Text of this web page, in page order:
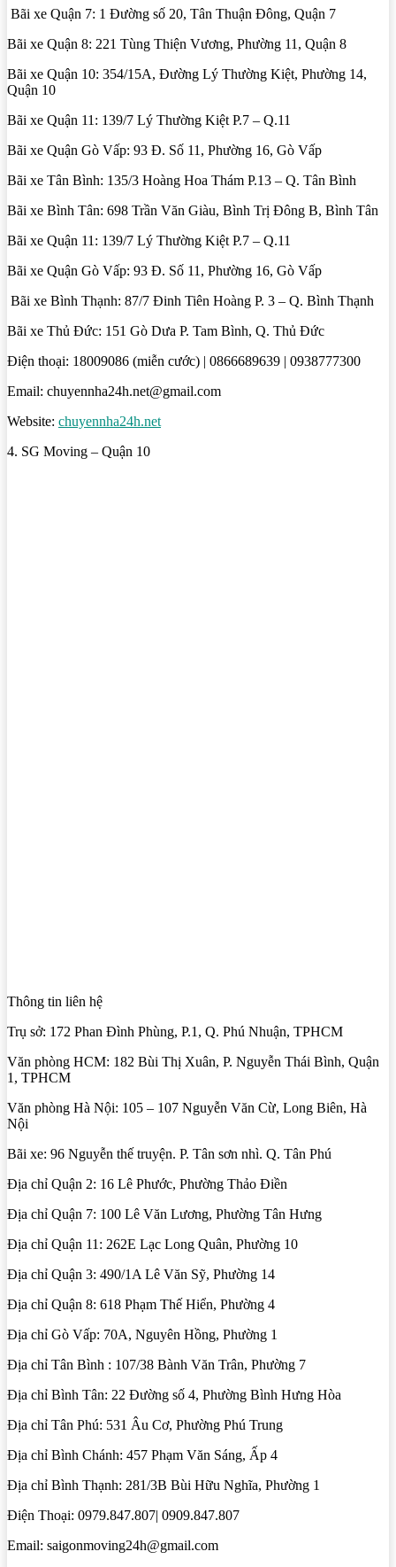
Bãi xe Quận 7: 1 Đường số 20, Tân Thuận Đông, Quận 7
Bãi xe Quận 8: 221 Tùng Thiện Vương, Phường 11, Quận 8
Bãi xe Quận 10: 354/15A, Đường Lý Thường Kiệt, Phường 14,
Quận 10
Bãi xe Quận 11: 139/7 Lý Thường Kiệt P.7 – Q.11
Bãi xe Quận Gò Vấp: 93 Đ. Số 11, Phường 16, Gò Vấp
Bãi xe Tân Bình: 135/3 Hoàng Hoa Thám P.13 – Q. Tân Bình
Bãi xe Bình Tân: 698 Trần Văn Giàu, Bình Trị Đông B, Bình Tân
Bãi xe Quận 11: 139/7 Lý Thường Kiệt P.7 – Q.11
Bãi xe Quận Gò Vấp: 93 Đ. Số 11, Phường 16, Gò Vấp
Bãi xe Bình Thạnh: 87/7 Đinh Tiên Hoàng P. 3 – Q. Bình Thạnh
Bãi xe Thủ Đức: 151 Gò Dưa P. Tam Bình, Q. Thủ Đức
Điện thoại: 18009086 (miễn cước) | 0866689639 | 0938777300
Email: chuyennha24h.net@gmail.com
Website: chuyennha24h.net
4. SG Moving – Quận 10
Thông tin liên hệ
Trụ sở: 172 Phan Đình Phùng, P.1, Q. Phú Nhuận, TPHCM
Văn phòng HCM: 182 Bùi Thị Xuân, P. Nguyễn Thái Bình, Quận
1, TPHCM
Văn phòng Hà Nội: 105 – 107 Nguyễn Văn Cừ, Long Biên, Hà
Nội
Bãi xe: 96 Nguyễn thế truyện. P. Tân sơn nhì. Q. Tân Phú
Địa chỉ Quận 2: 16 Lê Phước, Phường Thảo Điền
Địa chỉ Quận 7: 100 Lê Văn Lương, Phường Tân Hưng
Địa chỉ Quận 11: 262E Lạc Long Quân, Phường 10
Địa chỉ Quận 3: 490/1A Lê Văn Sỹ, Phường 14
Địa chỉ Quận 8: 618 Phạm Thế Hiển, Phường 4
Địa chỉ Gò Vấp: 70A, Nguyên Hồng, Phường 1
Địa chỉ Tân Bình : 107/38 Bành Văn Trân, Phường 7
Địa chỉ Bình Tân: 22 Đường số 4, Phường Bình Hưng Hòa
Địa chỉ Tân Phú: 531 Âu Cơ, Phường Phú Trung
Địa chỉ Bình Chánh: 457 Phạm Văn Sáng, Ấp 4
Địa chỉ Bình Thạnh: 281/3B Bùi Hữu Nghĩa, Phường 1
Điện Thoại: 0979.847.807| 0909.847.807
Email: saigonmoving24h@gmail.com